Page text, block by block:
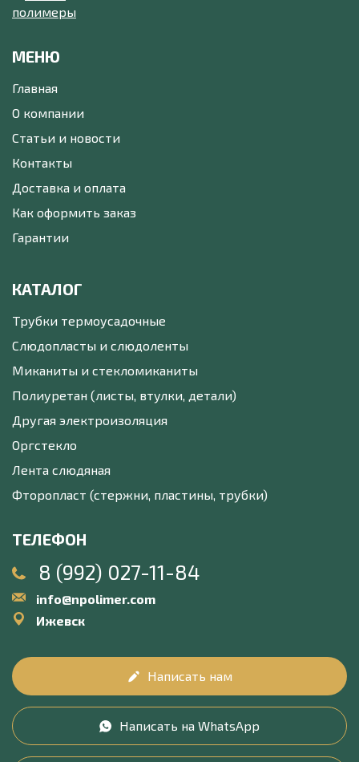
МЕНЮ
Главная
О компании
Статьи и новости
Контакты
Доставка и оплата
Как оформить заказ
Гарантии
КАТАЛОГ
Трубки термоусадочные
Слюдопласты и слюдоленты
Миканиты и стекломиканиты
Полиуретан (листы, втулки, детали)
Другая электроизоляция
Оргстекло
Лента слюдяная
Фторопласт (стержни, пластины, трубки)
ТЕЛЕФОН
8 (992) 027-11-84
info@npolimer.com
Ижевск
Написать нам
Написать на WhatsApp